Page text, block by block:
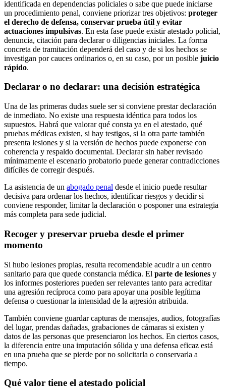
identificada en dependencias policiales o sabe que puede iniciarse
un procedimiento penal, conviene priorizar tres objetivos: proteger
el derecho de defensa, conservar prueba útil y evitar
actuaciones impulsivas. En esta fase puede existir atestado policial,
denuncia, citación para declarar o diligencias iniciales. La forma
concreta de tramitación dependerá del caso y de si los hechos se
investigan por cauces ordinarios o, en su caso, por un posible juicio
rápido.
Declarar o no declarar: una decisión estratégica
Una de las primeras dudas suele ser si conviene prestar declaración
de inmediato. No existe una respuesta idéntica para todos los
supuestos. Habrá que valorar qué consta ya en el atestado, qué
pruebas médicas existen, si hay testigos, si la otra parte también
presenta lesiones y si la versión de hechos puede exponerse con
coherencia y respaldo documental. Declarar sin haber revisado
mínimamente el escenario probatorio puede generar contradicciones
difíciles de corregir después.
La asistencia de un abogado penal desde el inicio puede resultar
decisiva para ordenar los hechos, identificar riesgos y decidir si
conviene responder, limitar la declaración o posponer una estrategia
más completa para sede judicial.
Recoger y preservar prueba desde el primer
momento
Si hubo lesiones propias, resulta recomendable acudir a un centro
sanitario para que quede constancia médica. El parte de lesiones y
los informes posteriores pueden ser relevantes tanto para acreditar
una agresión recíproca como para apoyar una posible legítima
defensa o cuestionar la intensidad de la agresión atribuida.
También conviene guardar capturas de mensajes, audios, fotografías
del lugar, prendas dañadas, grabaciones de cámaras si existen y
datos de las personas que presenciaron los hechos. En ciertos casos,
la diferencia entre una imputación sólida y una defensa eficaz está
en una prueba que se pierde por no solicitarla o conservarla a
tiempo.
Qué valor tiene el atestado policial